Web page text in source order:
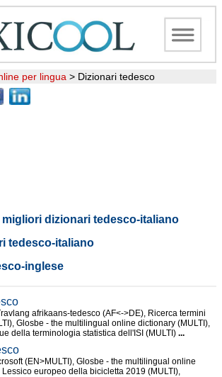
per lingua > Dizionari tedesco
migliori dizionari tedesco-italiano
tedesco-italiano
inglese
afrikaans-tedesco (AF<->DE), Ricerca termini
Glosbe - the multilingual online dictionary (MULTI),
della terminologia statistica dell'ISI (MULTI) ...
(EN>MULTI), Glosbe - the multilingual online
Lessico europeo della bicicletta 2019 (MULTI),